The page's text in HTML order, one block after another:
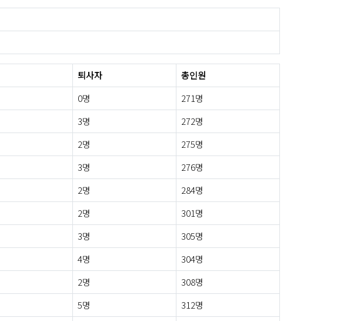
퇴사자
총인원
0명
271명
3명
272명
2명
275명
3명
276명
2명
284명
2명
301명
3명
305명
4명
304명
2명
308명
5명
312명